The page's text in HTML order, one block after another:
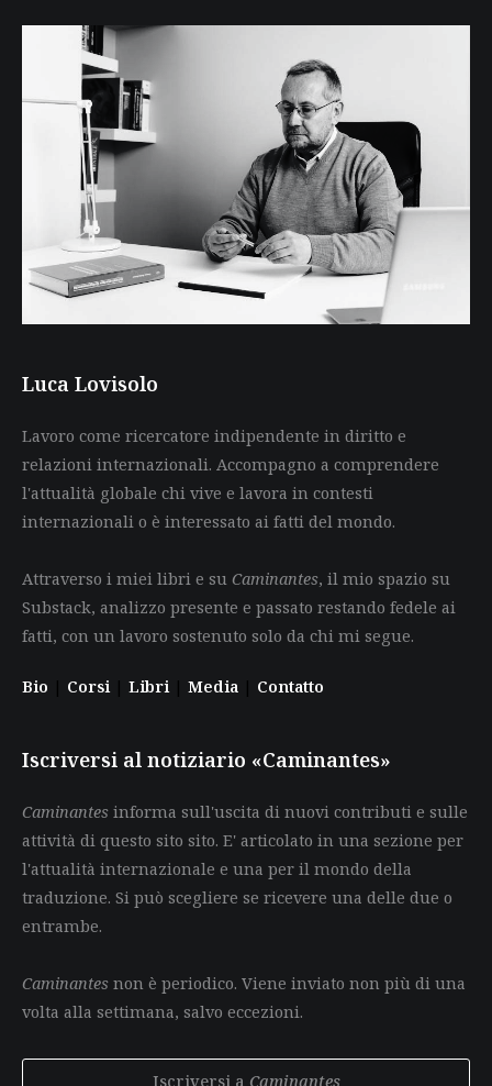
Luca Lovisolo
Lavoro come ricercatore indipendente in diritto e
relazioni internazionali. Accompagno a comprendere
l'attualità globale chi vive e lavora in contesti
internazionali o è interessato ai fatti del mondo.
Attraverso i miei libri e su Caminantes, il mio spazio su
Substack, analizzo presente e passato restando fedele ai
fatti, con un lavoro sostenuto solo da chi mi segue.
Bio | Corsi | Libri | Media | Contatto
Iscriversi al notiziario «Caminantes»
Caminantes informa sull'uscita di nuovi contributi e sulle
attività di questo sito sito. E' articolato in una sezione per
l'attualità internazionale e una per il mondo della
traduzione. Si può scegliere se ricevere una delle due o
entrambe.
Caminantes non è periodico. Viene inviato non più di una
volta alla settimana, salvo eccezioni.
Iscriversi a Caminantes